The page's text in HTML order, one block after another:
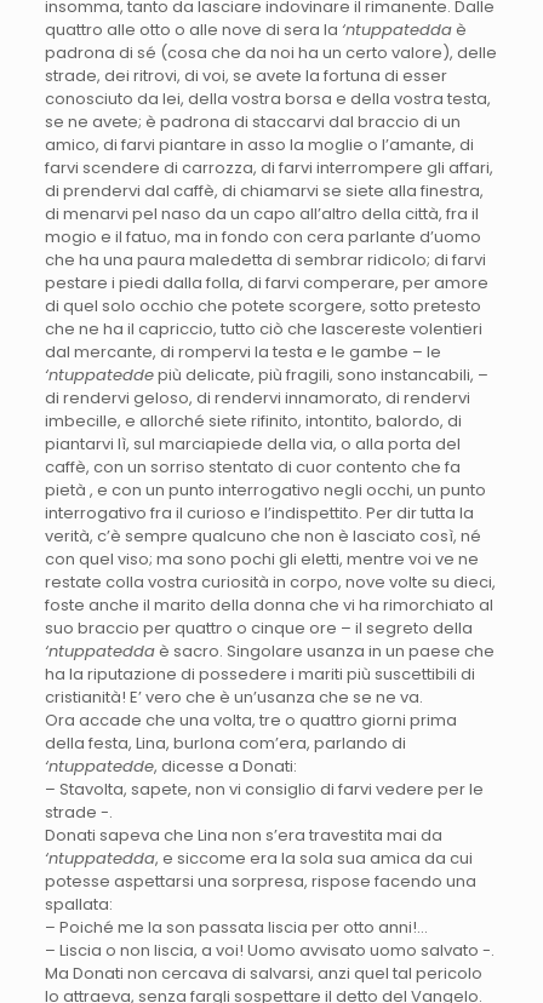
insomma, tanto da lasciare indovinare il rimanente. Dalle
quattro alle otto o alle nove di sera la ‘ntuppateddaè
padrona di sé (cosa che da noi ha un certo valore), delle
strade, dei ritrovi, di voi, se avete la fortuna di esser
conosciuto da lei, della vostra borsa e della vostra testa,
se ne avete; è padrona di staccarvi dal braccio di un
amico, di farvi piantare in asso la moglie o l’amante, di
farvi scendere di carrozza, di farvi interrompere gli affari,
di prendervi dal caffè, di chiamarvi se siete alla finestra,
di menarvi pel naso da un capo all’altro della città, fra il
mogio e il fatuo, ma in fondo con cera parlante d’uomo
che ha una paura maledetta di sembrar ridicolo; di farvi
pestare i piedi dalla folla, di farvi comperare, per amore
di quel solo occhio che potete scorgere, sotto pretesto
che ne ha il capriccio, tutto ciò che lascereste volentieri
dal mercante, di rompervi la testa e le gambe – le
‘ntuppateddepiù delicate, più fragili, sono instancabili, –
di rendervi geloso, di rendervi innamorato, di rendervi
imbecille, e allorché siete rifinito, intontito, balordo, di
piantarvi lì, sul marciapiede della via, o alla porta del
caffè, con un sorriso stentato di cuor contento che fa
pietà , e con un punto interrogativo negli occhi, un punto
interrogativo fra il curioso e l’indispettito. Per dir tutta la
verità, c’è sempre qualcuno che non è lasciato così, né
con quel viso; ma sono pochi gli eletti, mentre voi ve ne
restate colla vostra curiosità in corpo, nove volte su dieci,
foste anche il marito della donna che vi ha rimorchiato al
suo braccio per quattro o cinque ore – il segreto della
‘ntuppateddaè sacro. Singolare usanza in un paese che
ha la riputazione di possedere i mariti più suscettibili di
cristianità! E’ vero che è un’usanza che se ne va.
Ora accade che una volta, tre o quattro giorni prima
della festa, Lina, burlona com’era, parlando di
‘ntuppatedde, dicesse a Donati:
– Stavolta, sapete, non vi consiglio di farvi vedere per le
strade -.
Donati sapeva che Lina non s’era travestita mai da
‘ntuppatedda, e siccome era la sola sua amica da cui
potesse aspettarsi una sorpresa, rispose facendo una
spallata:
– Poiché me la son passata liscia per otto anni!…
– Liscia o non liscia, a voi! Uomo avvisato uomo salvato -.
Ma Donati non cercava di salvarsi, anzi quel tal pericolo
lo attraeva, senza fargli sospettare il detto del Vangelo.